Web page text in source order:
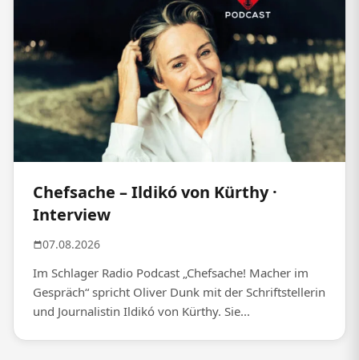
Chefsache – Ildikó von Kürthy ·
Interview
07.08.2026
Im Schlager Radio Podcast „Chefsache! Macher im
Gespräch“ spricht Oliver Dunk mit der Schriftstellerin
und Journalistin Ildikó von Kürthy. Sie...